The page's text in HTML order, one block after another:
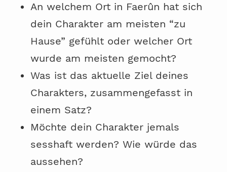
An welchem Ort in Faerûn hat sich
dein Charakter am meisten “zu
Hause” gefühlt oder welcher Ort
wurde am meisten gemocht?
Was ist das aktuelle Ziel deines
Charakters, zusammengefasst in
einem Satz?
Möchte dein Charakter jemals
sesshaft werden? Wie würde das
aussehen?